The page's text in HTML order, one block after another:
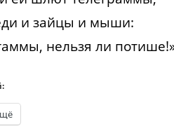
и зайцы и мыши:
нельзя ли